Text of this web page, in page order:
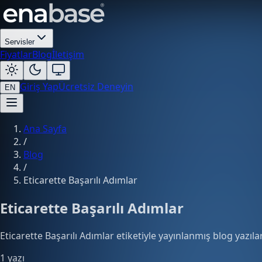
Servisler
FiyatlarBlogİletişim
EN Giriş YapÜcretsiz Deneyin
Ana Sayfa
/
Blog
/
Eticarette Başarılı Adımlar
Eticarette Başarılı Adımlar
Eticarette Başarılı Adımlar etiketiyle yayınlanmış blog
1 yazı